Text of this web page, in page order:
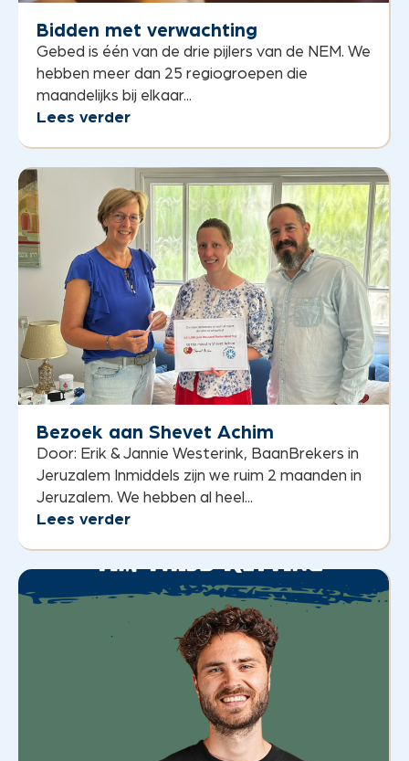
Bidden met verwachting
Gebed is één van de drie pijlers van de NEM. We
hebben meer dan 25 regiogroepen die
maandelijks bij elkaar...
Lees verder
Bezoek aan Shevet Achim
Door: Erik & Jannie Westerink, BaanBrekers in
Jeruzalem Inmiddels zijn we ruim 2 maanden in
Jeruzalem. We hebben al heel...
Lees verder